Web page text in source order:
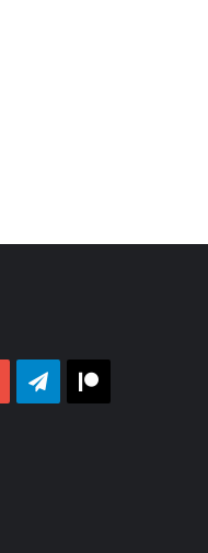
YouTubeTelegram